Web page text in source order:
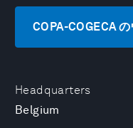
Headquarters
Belgium
COPA-COGECA